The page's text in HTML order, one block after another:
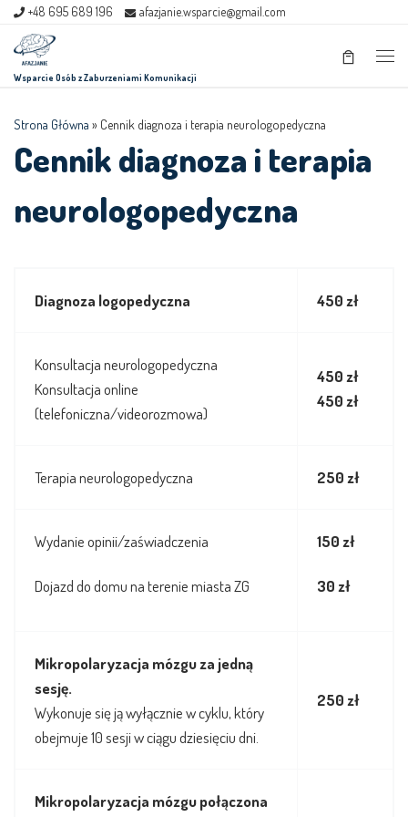
+48 695 689 196 afazjanie.wsparcie@gmail.com
Wsparcie Osób z Zaburzeniami Komunikacji
Strona Główna » Cennik diagnoza i terapia neurologopedyczna
Cennik diagnoza i terapia
neurologopedyczna
Diagnoza logopedyczna 450 zł
Konsultacja neurologopedyczna
Konsultacja online
(telefoniczna/videorozmowa)
450 zł
450 zł
Terapia neurologopedyczna 250 zł
Wydanie opinii/zaświadczenia
Dojazd do domu na terenie miasta ZG
150 zł
30 zł
Mikropolaryzacja mózgu za jedną
sesję.
Wykonuje się ją wyłącznie w cyklu, który
obejmuje 10 sesji w ciągu dziesięciu dni.
250 zł
Mikropolaryzacja mózgu połączona